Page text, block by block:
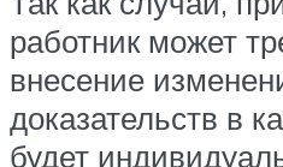
работник может
внесение
доказательств в
будет